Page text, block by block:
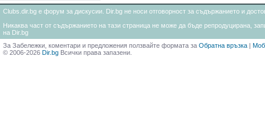
Clubs.dir.bg е форум за дискусии. Dir.bg не носи отговорност за съдържанието и
Никаква част от съдържанието на тази страница не може да бъде репродуцирана,
на Dir.bg
За Забележки, коментари и предложения ползвайте формата за Обратна връзка |
© 2006-2026 Dir.bg Всички права запазени.